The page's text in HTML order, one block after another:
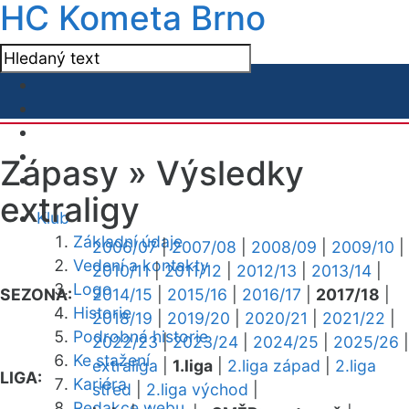
HC Kometa Brno
Klub
Základní údaje
Vedení a kontakty
Logo
Historie
Podrobná historie
Ke stažení
Kariéra
Zápasy » Výsledky
extraligy
SEZONA:
2006/07|2007/08 2008/09 2009/10
2010/11|2011/12 2012/13 2013/14
2014/15
2015/16 2016/17 2017/18
2018/19
2019/20 2020/21 2021/22
2022/23|2023/24 2024/25 2025/26
LIGA:
extraliga 1.liga 2.liga západ
2.liga
střed
2.liga východ